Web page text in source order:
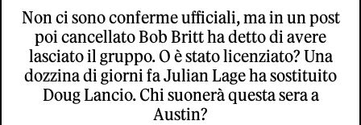
Non ci sono conferme ufficiali, ma in un post
poi cancellato Bob Britt ha detto di avere
lasciato il gruppo. O è stato licenziato? Una
dozzina di giorni fa Julian Lage ha sostituito
Doug Lancio. Chi suonerà questa sera a
Austin?